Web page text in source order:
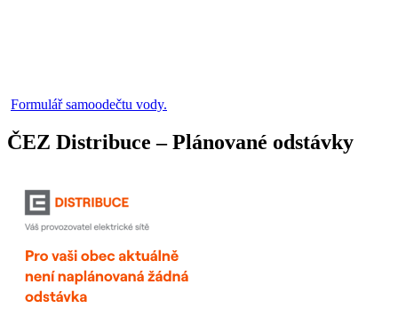
Formulář samoodečtu vody.
ČEZ Distribuce – Plánované odstávky